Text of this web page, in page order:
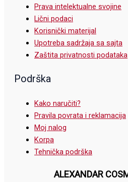
Prava intelektualne svojine
Lični podaci
Korisnički materijal
Upotreba sadržaja sa sajta
Zaštita privatnosti podataka
Podrška
Kako naručiti?
Pravila povrata i reklamacija
Moj nalog
Korpa
Tehnička podrška
ALEXANDAR